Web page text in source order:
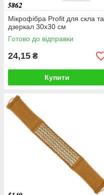
Мікрофібра Profit для скла та
дзеркал 30х30 см
Готово до відправки
24,15 ₴
Купити